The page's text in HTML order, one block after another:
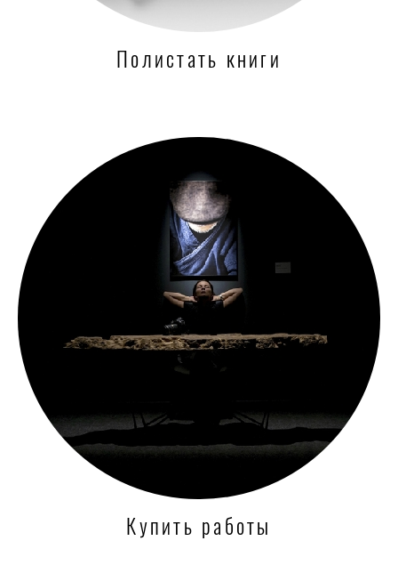
Полистать книги
Купить работы